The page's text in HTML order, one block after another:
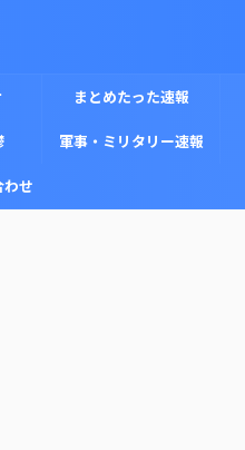
まとめたった速報
軍事・ミリタリー速報
せ